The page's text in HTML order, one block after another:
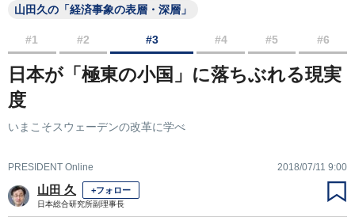
山田久の「経済事象の表層・深層」
#1 #2 #3 #4 #5 #6
日本が「極東の小国」に落ちぶれる現実
度
いまこそスウェーデンの改革に学べ
PRESIDENT Online 2018/07/11 9:00
山田 久 +フォロー
日本総合研究所副理事長